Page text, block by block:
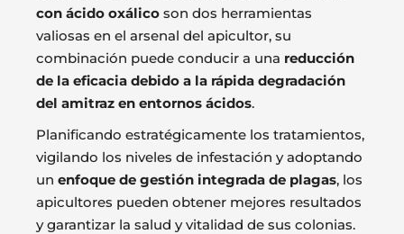
con ácido oxálico son dos herramientas
valiosas en el arsenal del apicultor, su
combinación puede conducir a una reducción
de la eficacia debido a la rápida degradación
del amitraz en entornos ácidos.
Planificando estratégicamente los tratamientos,
vigilando los niveles de infestación y adoptando
un enfoque de gestión integrada de plagas, los
apicultores pueden obtener mejores resultados
y garantizar la salud y vitalidad de sus colonias.